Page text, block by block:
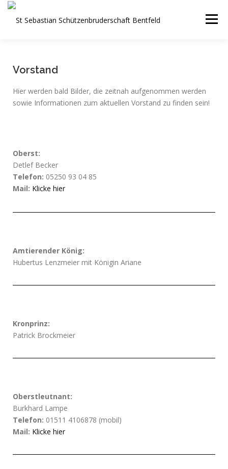
Menü
TERMINE
Vorstand
Hier werden bald Bilder, die zeitnah aufgenommen werden
sowie Informationen zum aktuellen Vorstand zu finden sein!
Oberst:
Detlef Becker
Telefon: 05250 93 04 85
Mail: Klicke hier
Amtierender König:
Hubertus Lenzmeier mit Königin Ariane
Kronprinz:
Patrick Brockmeier
Oberstleutnant:
Burkhard Lampe
Telefon: 01511 4106878 (mobil)
Mail: Klicke hier